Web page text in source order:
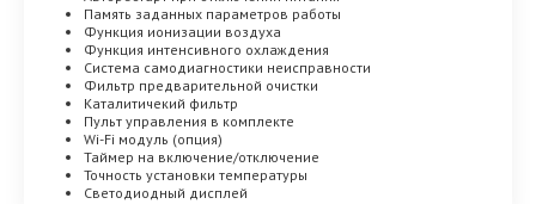
Память заданных параметров работы
Функция ионизации воздуха
Функция интенсивного охлаждения
Система самодиагностики неисправности
Фильтр предварительной очистки
Каталитичекий фильтр
Пульт управления в комплекте
Wi-Fi модуль (опция)
Таймер на включение/отключение
Точность установки температуры
Светодиодный дисплей